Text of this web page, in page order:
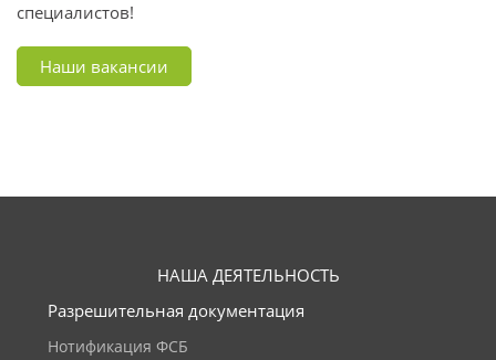
специалистов!
Наши вакансии
НАША ДЕЯТЕЛЬНОСТЬ
Разрешительная документация
Нотификация ФСБ